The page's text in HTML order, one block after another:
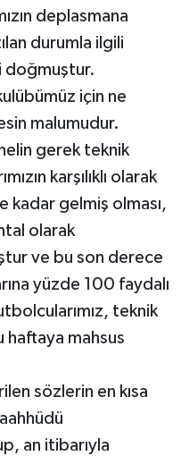
deplasmana
durumla ilgili
doğmuştur.
için ne
malumudur.
gerek teknik
karşılıklı olarak
kadar gelmiş olması,
olarak
ve bu son derece
yüzde 100 faydalı
teknik
haftaya mahsus
sözlerin en kısa
an itibarıyla